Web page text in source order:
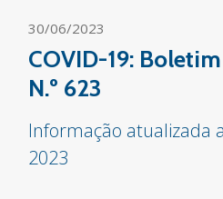
30/06/2023
COVID-19:
N.º 623
Informação atualizada
2023